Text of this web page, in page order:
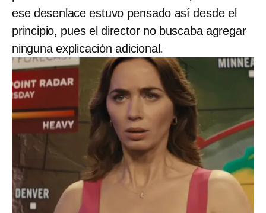
ese desenlace estuvo pensado así desde el
principio, pues el director no buscaba agregar
ninguna explicación adicional.